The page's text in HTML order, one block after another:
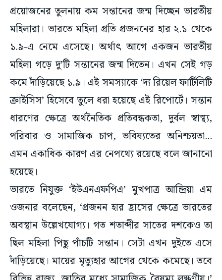
প্রয়োজনের তুলনায় কম সন্তানের জন্ম দিচ্ছেন ভারতীয়
মহিলারা। ভারতে মহিলা প্রতি প্রজননের হার ২.১ থেকে
১.৯-এ নেমে এসেছে। অর্থাৎ আগে একজন ভারতীয়
মহিলা গড়ে দু’টি সন্তানের জন্ম দিতেন। এখন সেই গড়
কমে দাঁড়িয়েছে ১.৯। এই সমস্যাকে ‘দ্য রিয়েল ফার্টিলিটি
ক্রাইসিস’ হিসেবে তুলে ধরা হয়েছে এই রিপোর্টে। সন্তান
ধারণের ক্ষেত্রে অর্থনৈতিক প্রতিবন্ধকতা, দুর্বল স্বাস্থ্য,
পরিবার ও সামাজিক চাপ, ভবিষ্যতের অনিশ্চয়তা...
এমন একাধিক কারণ এর নেপথ্যে রয়েছে বলে জানানো
হয়েছে।
ভারতে নিযুক্ত ‘ইউএনএফপিএ’ মুখপাত্র আন্দ্রিয়া এম
ওজনার বলেছেন, ‘প্রজনন হার হ্রাসের ক্ষেত্রে ভারতের
অবস্থান উল্লেখযোগ্য। গত শতাব্দীর সাতের দশকেও তা
ছিল মহিলা পিছু পাঁচটি সন্তান। সেটা এখন দুইতে এসে
দাঁড়িয়েছে। মায়ের মৃত্যুহার আগের থেকে কমেছে। তবে